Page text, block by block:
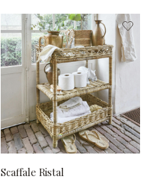
Scaffale Ristal